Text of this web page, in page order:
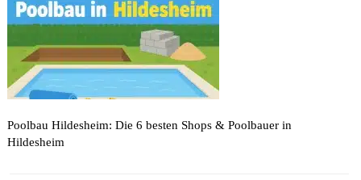
Poolbau Hildesheim: Die 6 besten Shops & Poolbauer in
Hildesheim